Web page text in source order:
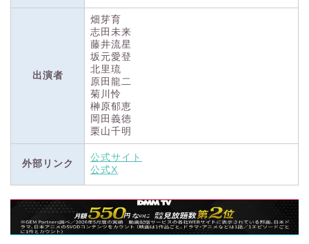
出演者
畑芽育
志田未来
藤井流星
坂元愛登
北里琉
原田龍二
菊川怜
榊原郁恵
岡田義徳
栗山千明
外部リンク
公式サイト
公式X